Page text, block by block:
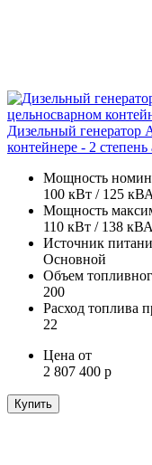
Дизельный
контейнере - 2
Мощность
100 кВт / 125 кВА
Мощность
110 кВт / 138 кВА
Источник
Основной
Объем
200
Расход топлива
22
Цена от
2 807 400 р
Купить